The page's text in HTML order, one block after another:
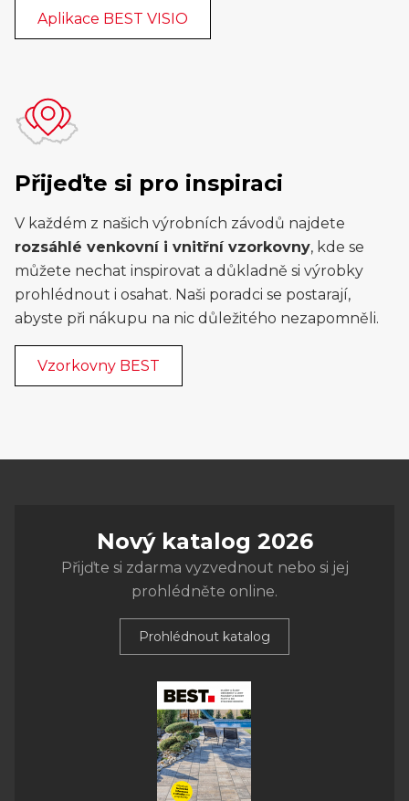
Aplikace BEST VISIO
Přijeďte si pro inspiraci
V každém z našich výrobních závodů najdete
rozsáhlé venkovní i vnitřní vzorkovny, kde se
můžete nechat inspirovat a důkladně si výrobky
prohlédnout i osahat. Naši poradci se postarají,
abyste při nákupu na nic důležitého nezapomněli.
Vzorkovny BEST
Nový katalog 2026
Přijďte si zdarma vyzvednout nebo si jej
prohlédněte online.
Prohlédnout katalog